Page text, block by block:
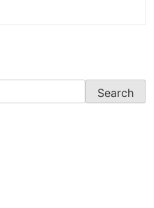
Search